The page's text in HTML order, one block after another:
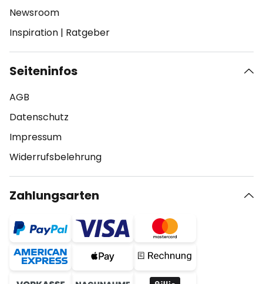
Newsroom
Inspiration | Ratgeber
Seiteninfos
AGB
Datenschutz
Impressum
Widerrufsbelehrung
Zahlungsarten